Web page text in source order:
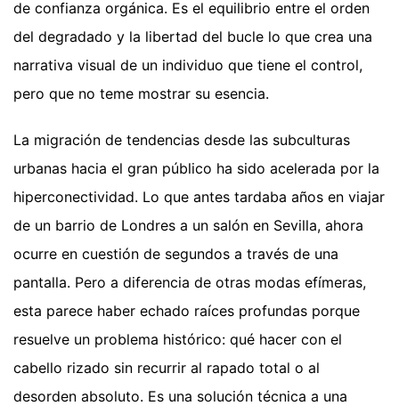
de confianza orgánica. Es el equilibrio entre el orden
del degradado y la libertad del bucle lo que crea una
narrativa visual de un individuo que tiene el control,
pero que no teme mostrar su esencia.
La migración de tendencias desde las subculturas
urbanas hacia el gran público ha sido acelerada por la
hiperconectividad. Lo que antes tardaba años en viajar
de un barrio de Londres a un salón en Sevilla, ahora
ocurre en cuestión de segundos a través de una
pantalla. Pero a diferencia de otras modas efímeras,
esta parece haber echado raíces profundas porque
resuelve un problema histórico: qué hacer con el
cabello rizado sin recurrir al rapado total o al
desorden absoluto. Es una solución técnica a una